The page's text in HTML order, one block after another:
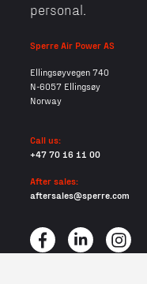
personal.
Sperre Air Power AS
Ellingsøyvegen 740
N-6057 Ellingsøy
Norway
Call us:
+47 70 16 11 00
After sales:
aftersales@sperre.com